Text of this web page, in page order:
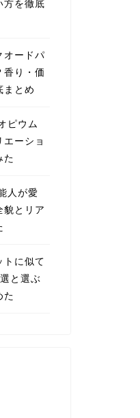
方を徹底
オードパ
香り・価
まとめ
ピウム
ーショ
た
人が愛
貌とリア
トに似て
と選ぶ
た